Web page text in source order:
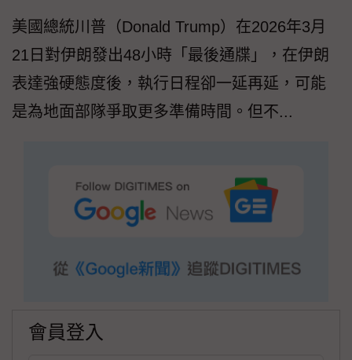
美國總統川普（Donald Trump）在2026年3月
21日對伊朗發出48小時「最後通牒」，在伊朗
表達強硬態度後，執行日程卻一延再延，可能
是為地面部隊爭取更多準備時間。但不...
會員登入